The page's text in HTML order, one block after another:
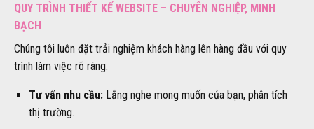
QUY TRÌNH THIẾT KẾ WEBSITE – CHUYÊN NGHIỆP, MINH
BẠCH
Chúng tôi luôn đặt trải nghiệm khách hàng lên hàng đầu với quy
trình làm việc rõ ràng:
Tư vấn nhu cầu:Lắng nghe mong muốn của bạn, phân tích
thị trường.